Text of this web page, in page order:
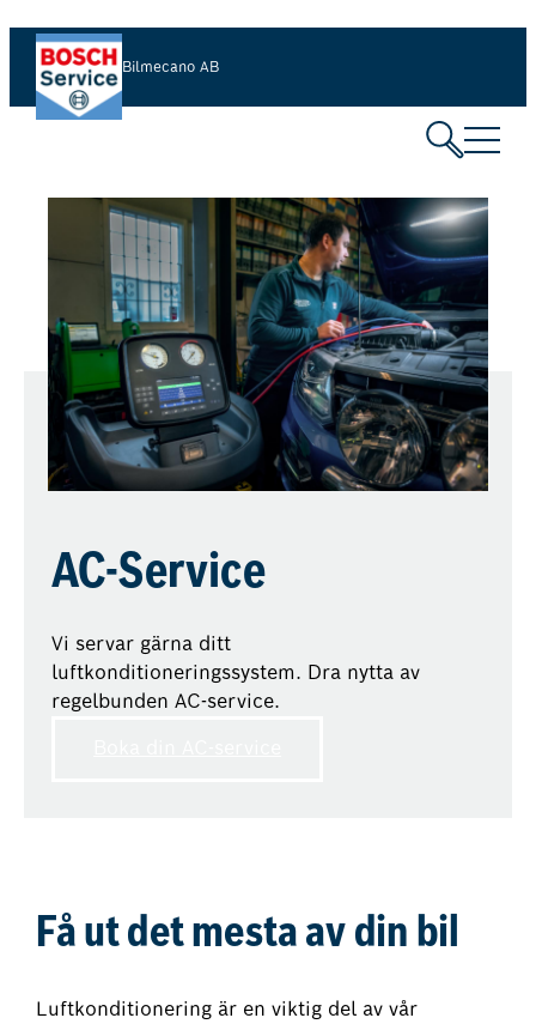
Bilmecano AB
AC-Service
Vi servar gärna ditt
luftkonditioneringssystem. Dra nytta av
regelbunden AC-service.
Få ut det mesta av din bil
Luftkonditionering är en viktig del av vår